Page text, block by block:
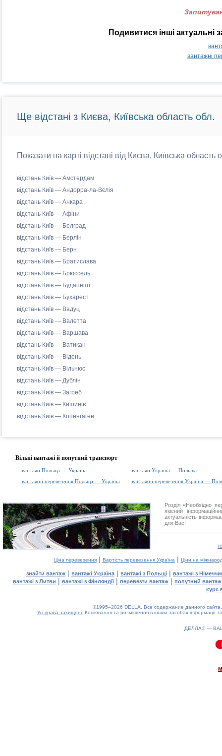
Подивитися інші
вантажні
Ще відстані з Києва, Київська область обл.
Показати на карті відстані від Києва, Київська
відстань Київ — Амстердам
відстань Київ — Андорра-ла-Вєлія
відстань Київ — Анкара
відстань Київ — Афіни
відстань Київ — Белград
відстань Київ — Берлін
відстань Київ — Берн
відстань Київ — Братислава
відстань Київ — Брюссель
відстань Київ — Будапешт
відстань Київ — Бухарест
відстань Київ — Вадуц
відстань Київ — Валетта
відстань Київ — Варшава
відстань Київ — Ватикан
відстань Київ — Відень
відстань Київ — Вільнюс
відстань Київ — Дублін
відстань Київ — Загреб
відстань Київ — Кишинів
відстань Київ — Копенгаген
Вільні вантажі й попутний транспорт
вантажі Польща — Україна
вантажі Україна — Польща
вантажні перевезення Польща — Україна
вантажні перевезення Україна —
Розділ «Необхідно
якісний
актуальність
для Вас!
Ціна перевезення| Вартість перевезення Україна | Ціни на
знайти вантаж | вантажі Україна | вантажі з Польщі | вантажі з
вантажі з Литви | вантажі з Фінляндії| перевезти вантаж| попутний вантаж
курс
©1995–2026 DELLA. Все содержание данного
Усі права захищені. Копіювання та розміщення в інших засобах інформації
ДЕЛЛА® —